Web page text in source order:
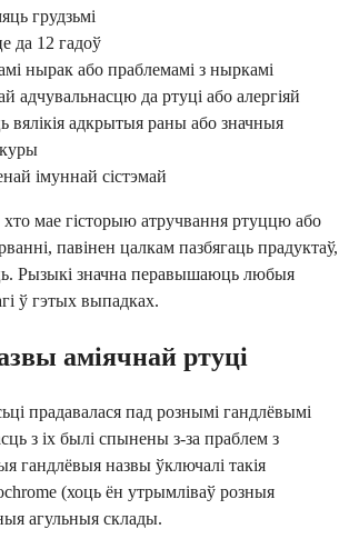
грудзьмі
да 12 гадоў
нырак або праблемамі з ныркамі
адчувальнасцю да ртуці або алергіяй
вялікія адкрытыя раны або значныя
імуннай сістэмай
мае гісторыю атручвання ртуццю або
павінен цалкам пазбягаць прадуктаў,
Рызыкі значна перавышаюць любыя
ў гэтых выпадках.
аміячнай ртуці
прадавалася пад рознымі гандлёвымі
з іх былі спынены з-за праблем з
гандлёвыя назвы ўключалі такія
(хоць ён утрымліваў розныя
агульныя склады.